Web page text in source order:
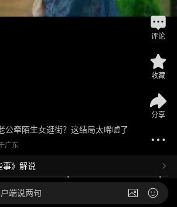
公牵陌生女逛街？这结局太唏嘘了
广东
事》解说
评论
收藏
分享
端说两句